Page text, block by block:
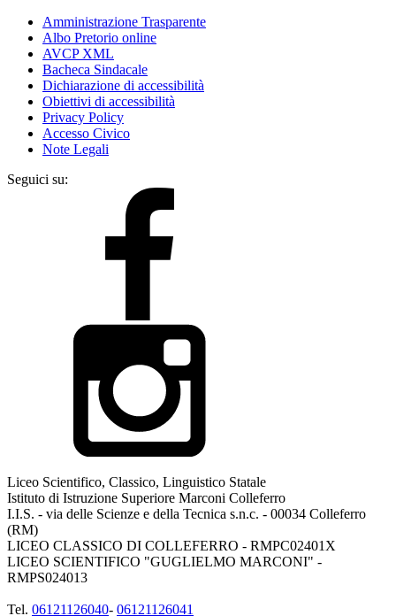
Amministrazione Trasparente
Albo Pretorio online
AVCP XML
Bacheca Sindacale
Dichiarazione di accessibilità
Obiettivi di accessibilità
Privacy Policy
Accesso Civico
Note Legali
Seguici su:
Liceo Scientifico, Classico, Linguistico Statale
Istituto di Istruzione Superiore Marconi Colleferro
I.I.S. - via delle Scienze e della Tecnica s.n.c. - 00034 Colleferro
(RM)
LICEO CLASSICO DI COLLEFERRO - RMPC02401X
LICEO SCIENTIFICO "GUGLIELMO MARCONI" -
RMPS024013
Tel. 06121126040- 06121126041